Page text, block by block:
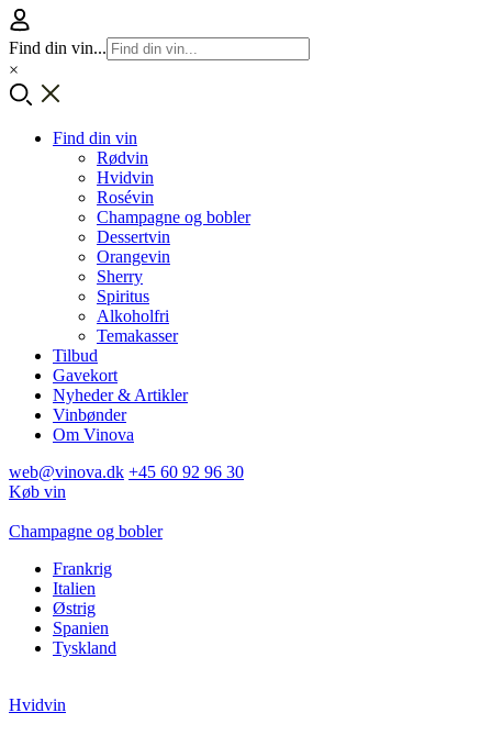
Find din vin...
×
Find din vin
Rødvin
Hvidvin
Rosévin
Champagne og bobler
Dessertvin
Orangevin
Sherry
Spiritus
Alkoholfri
Temakasser
Tilbud
Gavekort
Nyheder & Artikler
Vinbønder
Om Vinova
web@vinova.dk +45 60 92 96 30
Køb vin
Champagne og bobler
Frankrig
Italien
Østrig
Spanien
Tyskland
Hvidvin